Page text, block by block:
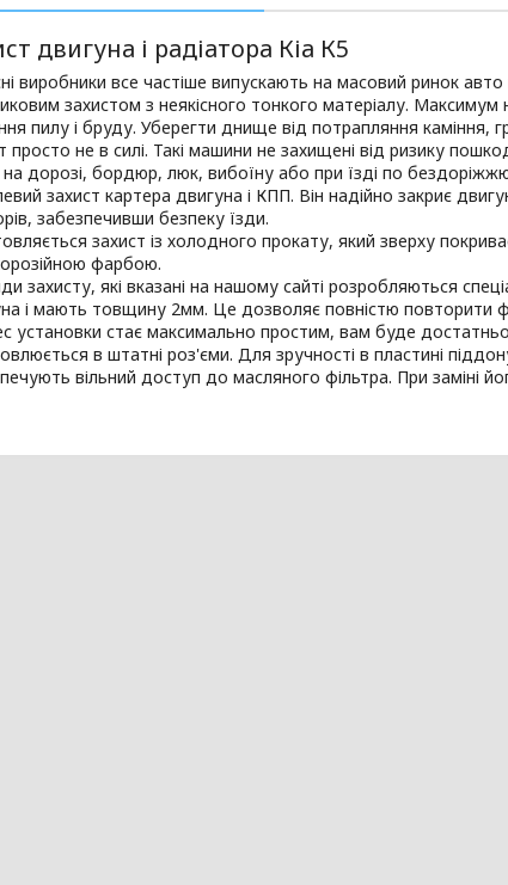
двигуна і радіатора Кіа К5
виробники все частіше випускають на масовий ринок авто
захистом з неякісного тонкого матеріалу.
пилу і бруду. Уберегти днище від потрапляння каміння,
просто не в силі. Такі машини не захищені від ризику
на дорозі, бордюр, люк, вибоїну або при їзді по
захист картера двигуна і КПП. Він надійно закриє
забезпечивши безпеку їзди.
захист із холодного прокату, який зверху
фарбою.
захисту, які вказані на нашому сайті розробляються
і мають товщину 2мм. Це дозволяє повністю повторити
установки стає максимально простим, вам буде
в штатні роз'єми. Для зручності в пластині
вільний доступ до масляного фільтра. При заміні